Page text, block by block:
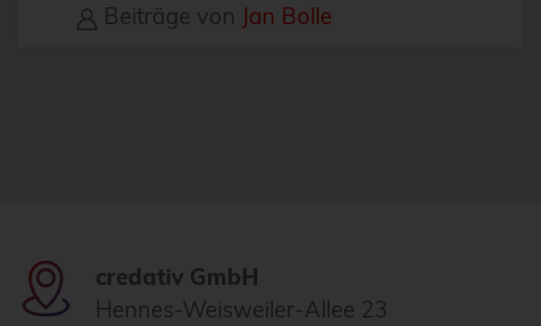
Daemonset
debezium
Debian
Beiträge von Jan Bolle
credativ GmbH
Hennes-Weisweiler-Allee 23